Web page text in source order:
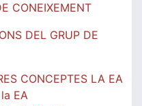
CONEIXEMENT
DEL GRUP DE
CONCEPTES LA EA
EA